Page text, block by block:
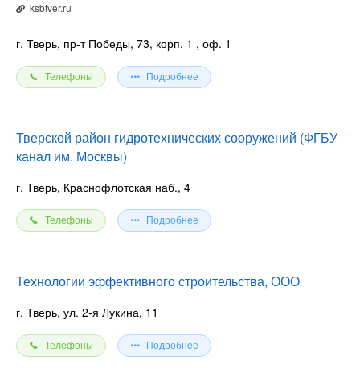
ksbtver.ru
г. Тверь, пр-т Победы, 73, корп. 1 , оф. 1
Телефоны Подробнее
Тверской район гидротехнических сооружений (ФГБУ
канал им. Москвы)
г. Тверь, Краснофлотская наб., 4
Телефоны Подробнее
Технологии эффективного строительства, ООО
г. Тверь, ул. 2-я Лукина, 11
Телефоны Подробнее